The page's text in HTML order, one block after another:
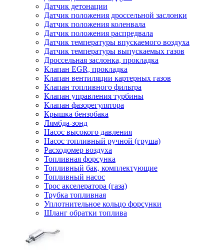
Датчик детонации
Датчик положения дроссельной заслонки
Датчик положения коленвала
Датчик положения распредвала
Датчик температуры впускаемого воздуха
Датчик температуры выпускаемых газов
Дроссельная заслонка, прокладка
Клапан EGR, прокладка
Клапан вентиляции картерных газов
Клапан топливного фильтра
Клапан управления турбины
Клапан фазорегулятора
Крышка бензобака
Лямбда-зонд
Насос высокого давления
Насос топливный ручной (груша)
Расходомер воздуха
Топливная форсунка
Топливный бак, комплектующие
Топливный насос
Трос акселератора (газа)
Трубка топливная
Уплотнительное кольцо форсунки
Шланг обратки топлива